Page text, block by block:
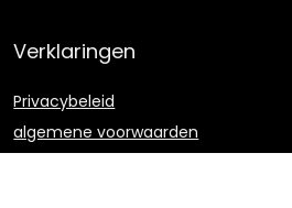
Verklaringen
Privacybeleid
algemene voorwaarden